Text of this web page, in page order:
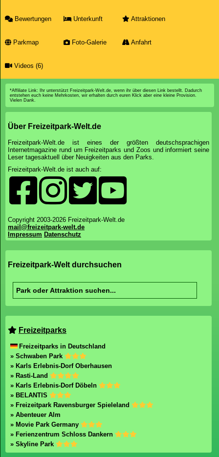
Bewertungen Unterkunft Attraktionen
Parkmap Foto-Galerie Anfahrt
Videos (6)
*Affiliate Link: Ihr unterstützt Freizeitpark-Welt.de, wenn ihr über diesen Link bestellt. Dadurch
entstehen euch keine Mehrkosten, wir erhalten durch euren Klick aber eine kleine Provision.
Vielen Dank.
Über Freizeitpark-Welt.de
Freizeitpark-Welt.de ist eines der größten deutschsprachigen
Internetmagazine rund um Freizeitparks und Zoos und informiert seine
Leser tagesaktuell über Neuigkeiten aus den Parks.
Freizeitpark-Welt.de ist auch auf:
Copyright 2003-2026 Freizeitpark-Welt.de
mail@freizeitpark-welt.de
Impressum Datenschutz
Freizeitpark-Welt durchsuchen
Freizeitparks
Freizeitparks in Deutschland
» Schwaben Park
» Karls Erlebnis-Dorf Oberhausen
» Rasti-Land
» Karls Erlebnis-Dorf Döbeln
» BELANTIS
» Freizeitpark Ravensburger Spieleland
» Abenteuer Alm
» Movie Park Germany
» Ferienzentrum Schloss Dankern
» Skyline Park